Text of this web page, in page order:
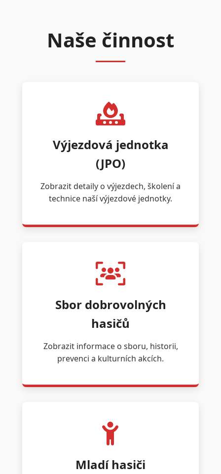
Naše činnost
Výjezdová jednotka
(JPO)
Zobrazit detaily o výjezdech, školení a
technice naší výjezdové jednotky.
Sbor dobrovolných
hasičů
Zobrazit informace o sboru, historii,
prevenci a kulturních akcích.
Mladí hasiči